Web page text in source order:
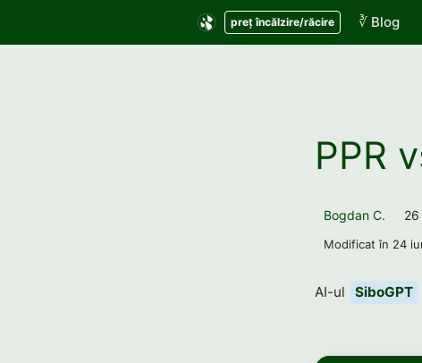
preț încălzire/răcire ∛ Blog
PPR
Bogdan C.
Modificat în 24
AI-ul SiboGPT